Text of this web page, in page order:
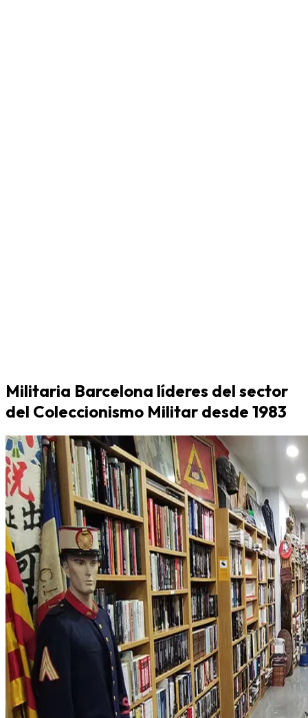
Militaria Barcelona líderes del sector
del Coleccionismo Militar desde 1983